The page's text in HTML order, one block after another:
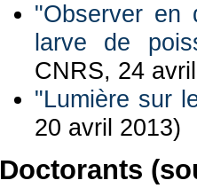
"Observer en
larve de
CNRS, 24
"Lumière sur
20 avril 2013)
Doctorants